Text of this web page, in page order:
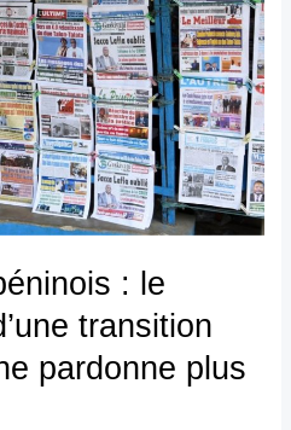
: le
transition
pardonne plus